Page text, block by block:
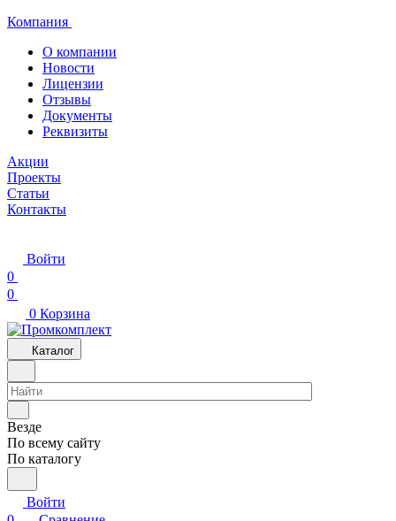
Компания
О компании
Новости
Лицензии
Отзывы
Документы
Реквизиты
Акции
Проекты
Статьи
Контакты
Войти
0
0
0 Корзина
Каталог
Везде
По всему сайту
По каталогу
Войти